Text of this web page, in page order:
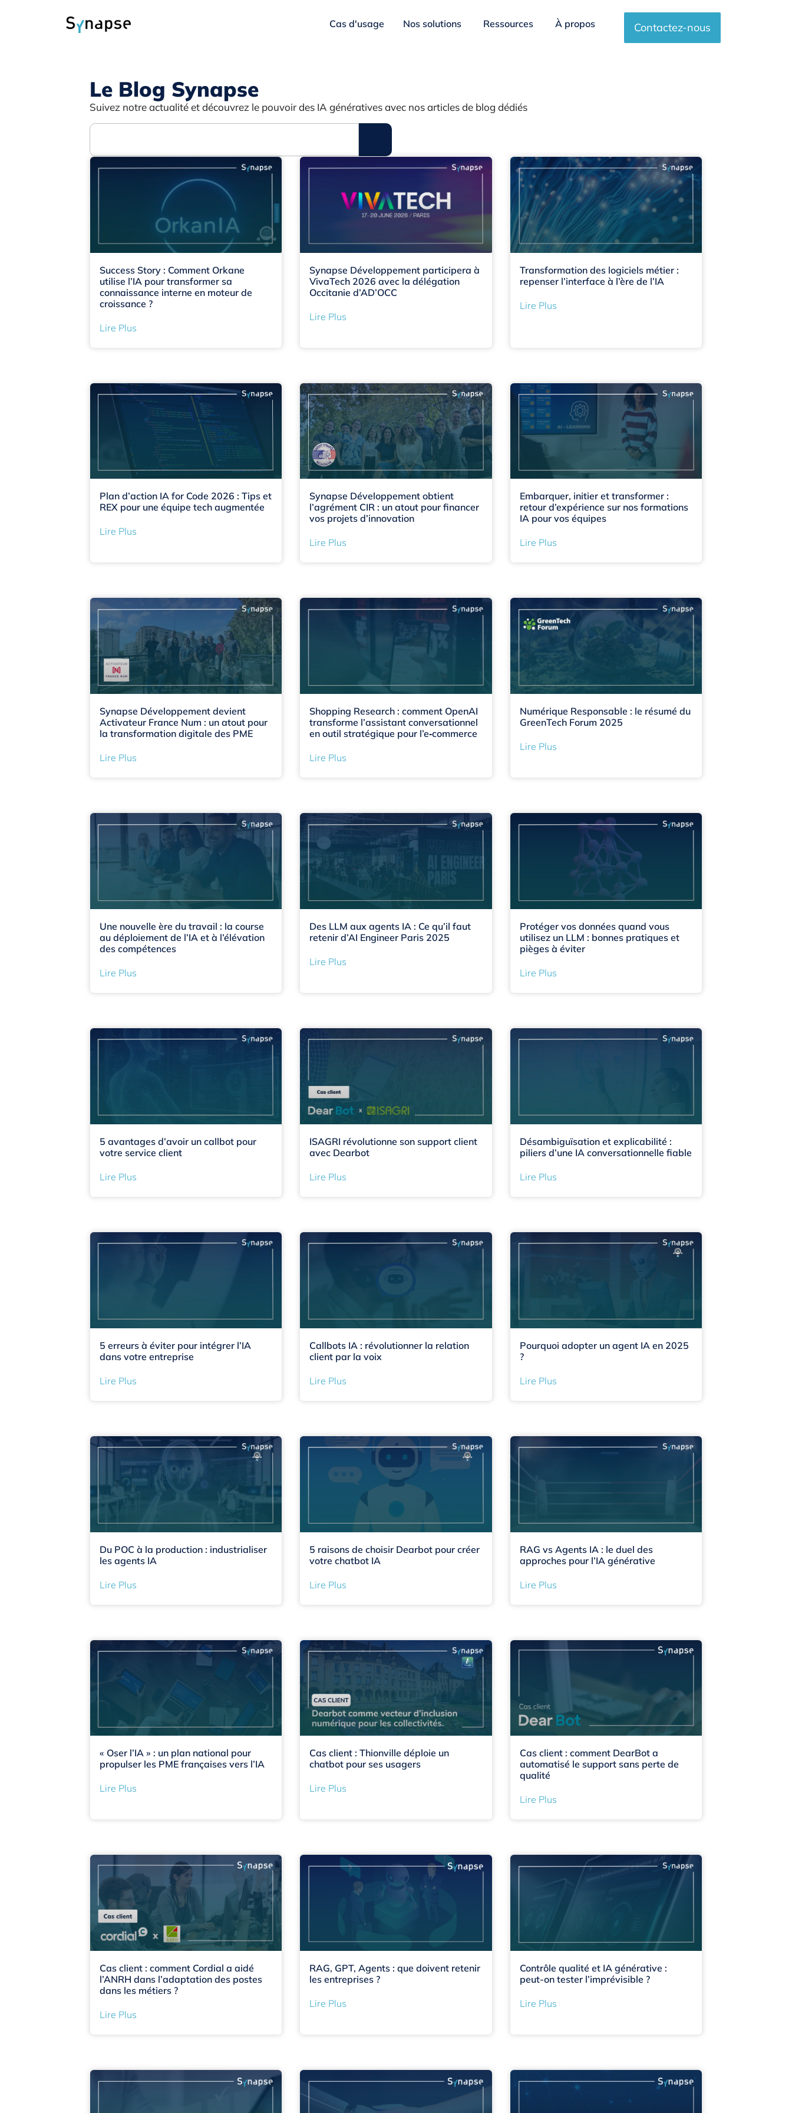
Cas d'usage Nos solutions Ressources À propos Contactez-nous
Le Blog Synapse
Suivez notre actualité et découvrez le pouvoir des IA génératives avec nos articles de blog dédiés
Success Story : Comment Orkane
utilise l’IA pour transformer sa
connaissance interne en moteur de
croissance ?
Lire Plus
Synapse Développement participera à
VivaTech 2026 avec la délégation
Occitanie d’AD’OCC
Lire Plus
Transformation des logiciels métier :
repenser l’interface à l’ère de l’IA
Lire Plus
Plan d’action IA for Code 2026 : Tips et
REX pour une équipe tech augmentée
Lire Plus
Synapse Développement obtient
l’agrément CIR : un atout pour financer
vos projets d’innovation
Lire Plus
Embarquer, initier et transformer :
retour d’expérience sur nos formations
IA pour vos équipes
Lire Plus
Synapse Développement devient
Activateur France Num : un atout pour
la transformation digitale des PME
Lire Plus
Shopping Research : comment OpenAI
transforme l’assistant conversationnel
en outil stratégique pour l’e‑commerce
Lire Plus
Numérique Responsable : le résumé du
GreenTech Forum 2025
Lire Plus
Une nouvelle ère du travail : la course
au déploiement de l’IA et à l’élévation
des compétences
Lire Plus
Des LLM aux agents IA : Ce qu’il faut
retenir d’AI Engineer Paris 2025
Lire Plus
Protéger vos données quand vous
utilisez un LLM : bonnes pratiques et
pièges à éviter
Lire Plus
5 avantages d’avoir un callbot pour
votre service client
Lire Plus
ISAGRI révolutionne son support client
avec Dearbot
Lire Plus
Désambiguïsation et explicabilité :
piliers d’une IA conversationnelle fiable
Lire Plus
5 erreurs à éviter pour intégrer l’IA
dans votre entreprise
Lire Plus
Callbots IA : révolutionner la relation
client par la voix
Lire Plus
Pourquoi adopter un agent IA en 2025
?
Lire Plus
Du POC à la production : industrialiser
les agents IA
Lire Plus
5 raisons de choisir Dearbot pour créer
votre chatbot IA
Lire Plus
RAG vs Agents IA : le duel des
approches pour l’IA générative
Lire Plus
« Oser l’IA » : un plan national pour
propulser les PME françaises vers l’IA
Lire Plus
Cas client : Thionville déploie un
chatbot pour ses usagers
Lire Plus
Cas client : comment DearBot a
automatisé le support sans perte de
qualité
Lire Plus
Cas client : comment Cordial a aidé
l’ANRH dans l’adaptation des postes
dans les métiers ?
Lire Plus
RAG, GPT, Agents : que doivent retenir
les entreprises ?
Lire Plus
Contrôle qualité et IA générative :
peut-on tester l’imprévisible ?
Lire Plus